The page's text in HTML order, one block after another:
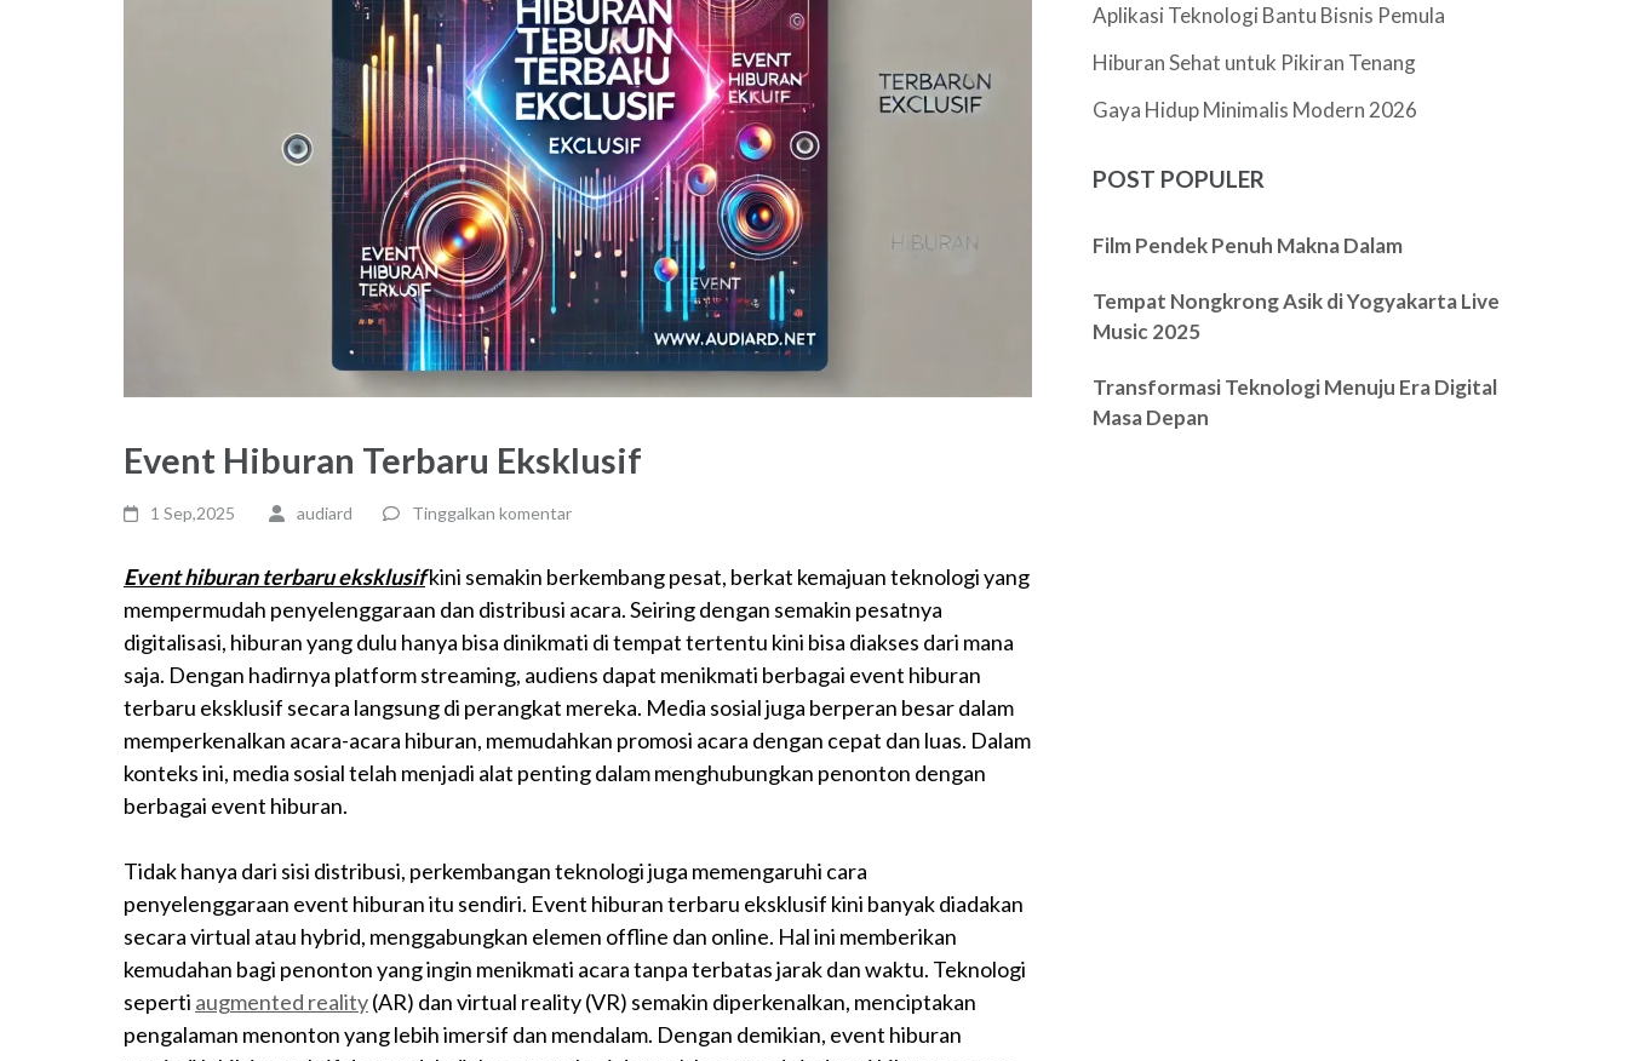
Event Hiburan Terbaru Eksklusif
1 Sep,2025 audiard Tinggalkan komentar
Event hiburan terbaru eksklusifkini semakin berkembang pesat, berkat kemajuan teknologi yang
mempermudah penyelenggaraan dan distribusi acara. Seiring dengan semakin pesatnya
digitalisasi, hiburan yang dulu hanya bisa dinikmati di tempat tertentu kini bisa diakses dari mana
saja. Dengan hadirnya platform streaming, audiens dapat menikmati berbagai event hiburan
terbaru eksklusif secara langsung di perangkat mereka. Media sosial juga berperan besar dalam
memperkenalkan acara-acara hiburan, memudahkan promosi acara dengan cepat dan luas. Dalam
konteks ini, media sosial telah menjadi alat penting dalam menghubungkan penonton dengan
berbagai event hiburan.
Tidak hanya dari sisi distribusi, perkembangan teknologi juga memengaruhi cara
penyelenggaraan event hiburan itu sendiri. Event hiburan terbaru eksklusif kini banyak diadakan
secara virtual atau hybrid, menggabungkan elemen offline dan online. Hal ini memberikan
kemudahan bagi penonton yang ingin menikmati acara tanpa terbatas jarak dan waktu. Teknologi
seperti augmented reality(AR) dan virtual reality (VR) semakin diperkenalkan, menciptakan
pengalaman menonton yang lebih imersif dan mendalam. Dengan demikian, event hiburan
Aplikasi Teknologi Bantu Bisnis Pemula
Hiburan Sehat untuk Pikiran Tenang
Gaya Hidup Minimalis Modern 2026
POST POPULER
Film Pendek Penuh Makna Dalam
Tempat Nongkrong Asik di Yogyakarta Live
Music 2025
Transformasi Teknologi Menuju Era Digital
Masa Depan